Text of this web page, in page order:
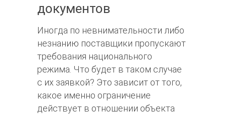
документов
Иногда по невнимательности либо
незнанию поставщики пропускают
требования национального
режима. Что будет в таком случае
с их заявкой? Это зависит от того,
какое именно ограничение
действует в отношении объекта